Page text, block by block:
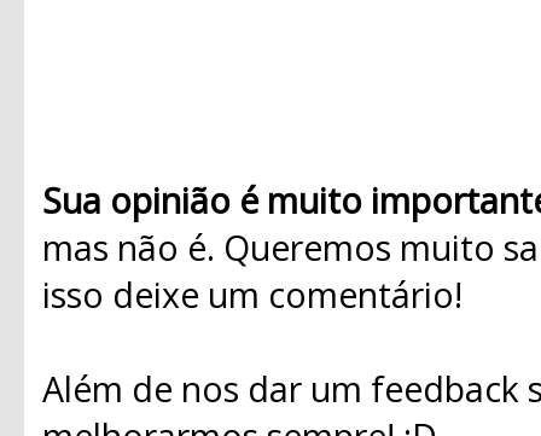
Sua opinião é muito
mas não é. Queremos muito
isso deixe um comentário!
Além de nos dar um